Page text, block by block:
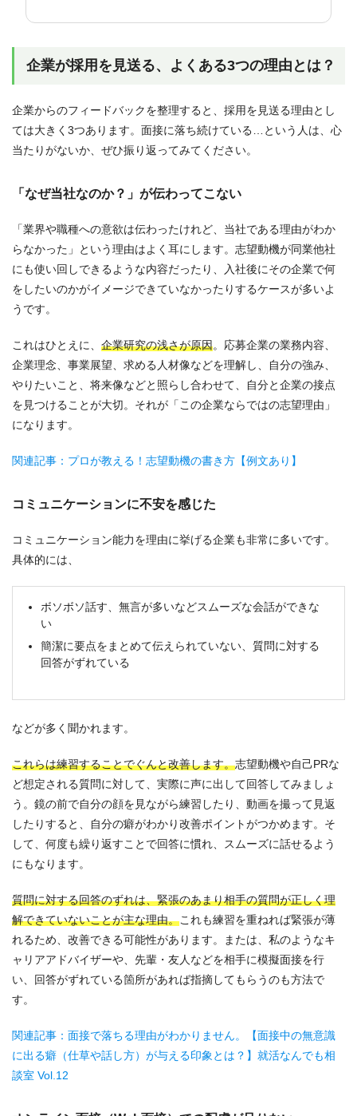
企業が採用を見送る、よくある3つの理由とは？
企業からのフィードバックを整理すると、採用を見送る理由とし
ては大きく3つあります。面接に落ち続けている…という人は、心
当たりがないか、ぜひ振り返ってみてください。
「なぜ当社なのか？」が伝わってこない
「業界や職種への意欲は伝わったけれど、当社である理由がわか
らなかった」という理由はよく耳にします。志望動機が同業他社
にも使い回しできるような内容だったり、入社後にその企業で何
をしたいのかがイメージできていなかったりするケースが多いよ
うです。
これはひとえに、 企業研究の浅さが原因。応募企業の業務内容、
企業理念、事業展望、求める人材像などを理解し、自分の強み、
やりたいこと、将来像などと照らし合わせて、自分と企業の接点
を見つけることが大切。それが「この企業ならではの志望理由」
になります。
関連記事：プロが教える！志望動機の書き方【例文あり】
コミュニケーションに不安を感じた
コミュニケーション能力を理由に挙げる企業も非常に多いです。
具体的には、
ボソボソ話す、無言が多いなどスムーズな会話ができな
い
簡潔に要点をまとめて伝えられていない、質問に対する
回答がずれている
などが多く聞かれます。
これらは練習することでぐんと改善します。志望動機や自己PRな
ど想定される質問に対して、実際に声に出して回答してみましょ
う。鏡の前で自分の顔を見ながら練習したり、動画を撮って見返
したりすると、自分の癖がわかり改善ポイントがつかめます。そ
して、何度も繰り返すことで回答に慣れ、スムーズに話せるよう
にもなります。
質問に対する回答のずれは、緊張のあまり相手の質問が正しく理
解できていないことが主な理由。これも練習を重ねれば緊張が薄
れるため、改善できる可能性があります。または、私のようなキ
ャリアアドバイザーや、先輩・友人などを相手に模擬面接を行
い、回答がずれている箇所があれば指摘してもらうのも方法で
す。
関連記事：面接で落ちる理由がわかりません。【面接中の無意識
に出る癖（仕草や話し方）が与える印象とは？】就活なんでも相
談室 Vol.12